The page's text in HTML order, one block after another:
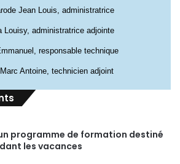
Jean Louis, administratrice
Louisy, administratrice adjointe
responsable technique
Antoine, technicien adjoint
programme de formation destiné
les vacances